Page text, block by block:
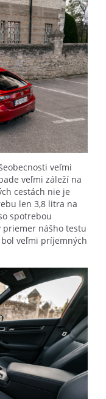
veľmi
veľmi záleží na
cestách nie je
len 3,8 litra na
spotrebou
priemer nášho testu
veľmi príjemných